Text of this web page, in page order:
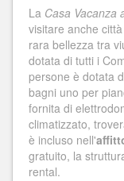
La Casa Vacanza
visitare anche
rara bellezza tra
dotata di tutti i
persone è dotata
bagni uno per
fornita di
climatizzato,
è incluso nell'
gratuito, la
rental.